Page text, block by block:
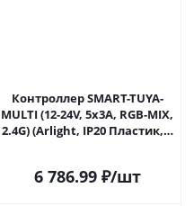
Контроллер SMART-TUYA-
MULTI (12-24V, 5x3A, RGB-MIX,
2.4G) (Arlight, IP20 Пластик, 5
6 786.99₽/шт